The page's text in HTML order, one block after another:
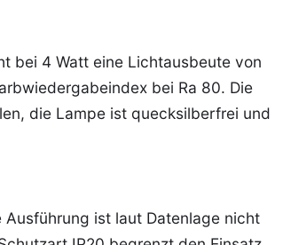
bei 4 Watt eine Lichtausbeute von
bei Ra 80. Die
die Lampe ist quecksilberfrei und
ist laut Datenlage nicht